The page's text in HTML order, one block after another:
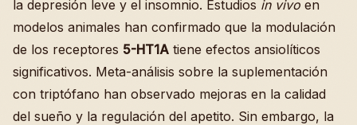
la depresión leve y el insomnio. Estudios in vivo en
modelos animales han confirmado que la modulación
de los receptores 5-HT1A tiene efectos ansiolíticos
significativos. Meta-análisis sobre la suplementación
con triptófano han observado mejoras en la calidad
del sueño y la regulación del apetito. Sin embargo, la